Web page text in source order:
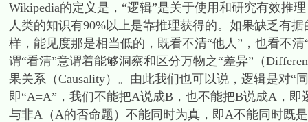
Wikipedia的定义是，“逻辑”是关于使用和研究有效推
人类的知识有90%以上是靠推理获得的。如果缺乏有
样，能见度那是相当低的，既看不清“他人”，也看不
谓“看清”意谓着能够洞察和区分万物之“差异”（
果关系（Causality）。由此我们也可以说，逻辑是对“
即“A=A”，我们不能把A说成B，也不能把B说成A，
与非A（A的否命题）不能同时为真，即A不能同时既